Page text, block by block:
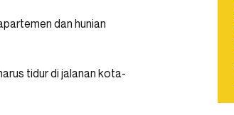
dan hunian
tidur di jalanan kota-